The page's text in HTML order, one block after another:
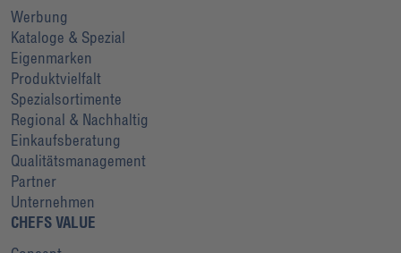
Werbung
Kataloge & Spezial
Eigenmarken
Produktvielfalt
Spezialsortimente
Regional & Nachhaltig
Einkaufsberatung
Qualitätsmanagement
Partner
Unternehmen
CHEFS VALUE